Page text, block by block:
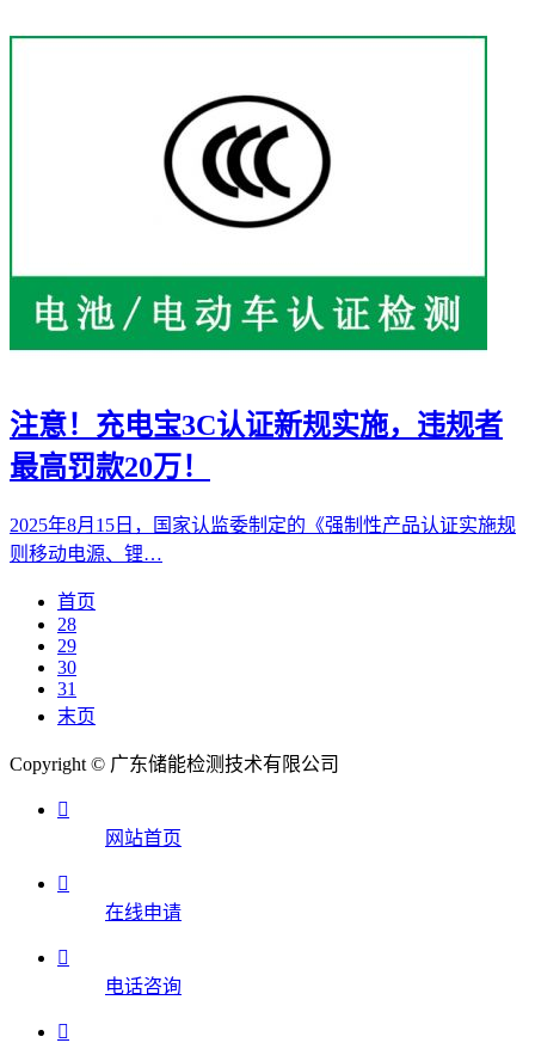
注意！充电宝3C认证新规实施，违规者
最高罚款20万！
2025年8月15日，国家认监委制定的《强制性产品认证实施规
则移动电源、锂…
首页
28
29
30
31
末页
Copyright © 广东储能检测技术有限公司

网站首页

在线申请

电话咨询
